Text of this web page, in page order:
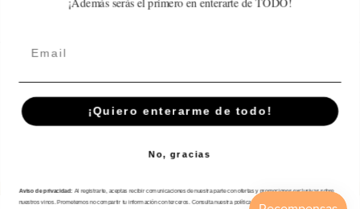
© 2026,En Copa de Balón -
Disfruta con responsabilidad · No se vende alcohol a menores de 18 años ·
Formas
pago
¡Quiero enterarme de todo!
No, gracias
Aviso de privacidad: Al registrarte, aceptas recibir comunicaciones de nuestra parte con ofertas y promociones exclusivas sobre
nuestros vinos. Prometemos no compartir tu información con terceros. Consulta nuestra política de privacidad para más detalles